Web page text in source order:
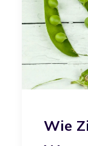
Wie